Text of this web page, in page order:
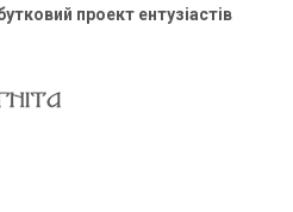
проект ентузіастів